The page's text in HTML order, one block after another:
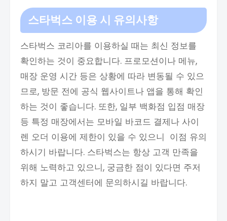
스타벅스 이용 시 유의사항
스타벅스 코리아를 이용하실 때는 최신 정보를
확인하는 것이 중요합니다. 프로모션이나 메뉴,
매장 운영 시간 등은 상황에 따라 변동될 수 있으
므로, 방문 전에 공식 웹사이트나 앱을 통해 확인
하는 것이 좋습니다. 또한, 일부 백화점 입점 매장
등 특정 매장에서는 모바일 바코드 결제나 사이
렌 오더 이용에 제한이 있을 수 있으니 이점 유의
하시기 바랍니다. 스타벅스는 항상 고객 만족을
위해 노력하고 있으니, 궁금한 점이 있다면 주저
하지 말고 고객센터에 문의하시길 바랍니다.